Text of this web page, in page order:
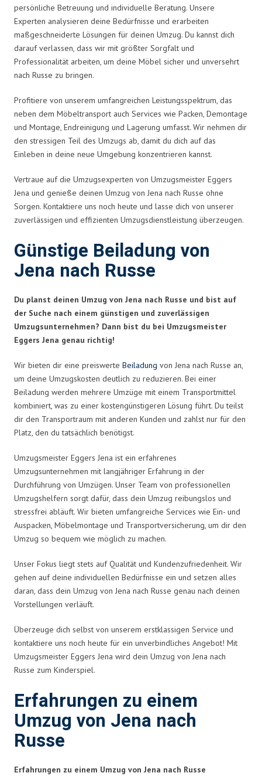
persönliche Betreuung und individuelle Beratung. Unsere
Experten analysieren deine Bedürfnisse und erarbeiten
maßgeschneiderte Lösungen für deinen Umzug. Du kannst dich
darauf verlassen, dass wir mit größter Sorgfalt und
Professionalität arbeiten, um deine Möbel sicher und unversehrt
nach Russe zu bringen.
Profitiere von unserem umfangreichen Leistungsspektrum, das
neben dem Möbeltransport auch Services wie Packen, Demontage
und Montage, Endreinigung und Lagerung umfasst. Wir nehmen dir
den stressigen Teil des Umzugs ab, damit du dich auf das
Einleben in deine neue Umgebung konzentrieren kannst.
Vertraue auf die Umzugsexperten von Umzugsmeister Eggers
Jena und genieße deinen Umzug von Jena nach Russe ohne
Sorgen. Kontaktiere uns noch heute und lasse dich von unserer
zuverlässigen und effizienten Umzugsdienstleistung überzeugen.
Günstige Beiladung von
Jena nach Russe
Du planst deinen Umzug von Jena nach Russe und bist auf
der Suche nach einem günstigen und zuverlässigen
Umzugsunternehmen? Dann bist du bei Umzugsmeister
Eggers Jena genau richtig!
Wir bieten dir eine preiswerte Beiladung von Jena nach Russe an,
um deine Umzugskosten deutlich zu reduzieren. Bei einer
Beiladung werden mehrere Umzüge mit einem Transportmittel
kombiniert, was zu einer kostengünstigeren Lösung führt. Du teilst
dir den Transportraum mit anderen Kunden und zahlst nur für den
Platz, den du tatsächlich benötigst.
Umzugsmeister Eggers Jena ist ein erfahrenes
Umzugsunternehmen mit langjähriger Erfahrung in der
Durchführung von Umzügen. Unser Team von professionellen
Umzugshelfern sorgt dafür, dass dein Umzug reibungslos und
stressfrei abläuft. Wir bieten umfangreiche Services wie Ein- und
Auspacken, Möbelmontage und Transportversicherung, um dir den
Umzug so bequem wie möglich zu machen.
Unser Fokus liegt stets auf Qualität und Kundenzufriedenheit. Wir
gehen auf deine individuellen Bedürfnisse ein und setzen alles
daran, dass dein Umzug von Jena nach Russe genau nach deinen
Vorstellungen verläuft.
Überzeuge dich selbst von unserem erstklassigen Service und
kontaktiere uns noch heute für ein unverbindliches Angebot! Mit
Umzugsmeister Eggers Jena wird dein Umzug von Jena nach
Russe zum Kinderspiel.
Erfahrungen zu einem
Umzug von Jena nach
Russe
Erfahrungen zu einem Umzug von Jena nach Russe